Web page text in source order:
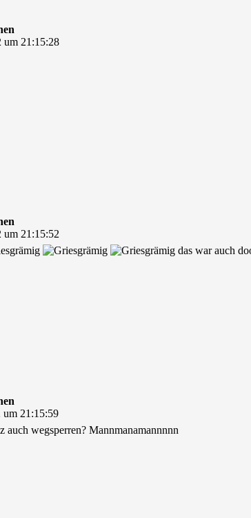
um 21:15:28
um 21:15:52
das war auch
um 21:15:59
auch wegsperren? Mannmanamannnnn